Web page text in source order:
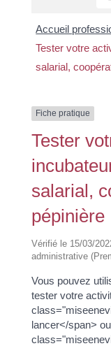
Accueil
Tester votre
salarial,
Fiche pratique
Tester
salarial,
pépinière
Vérifié le 15/03/
administrative
Vous pouvez
tester votre
lancer</span>